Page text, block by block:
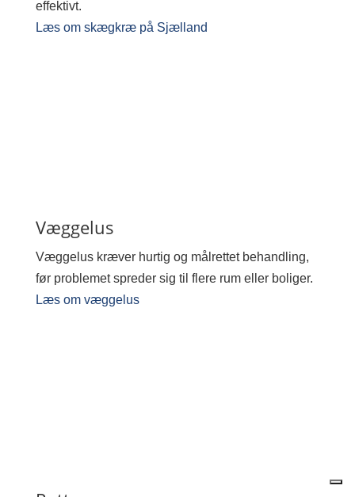
effektivt.
Læs om skægkræ på Sjælland
Væggelus
Væggelus kræver hurtig og målrettet behandling,
før problemet spreder sig til flere rum eller boliger.
Læs om væggelus